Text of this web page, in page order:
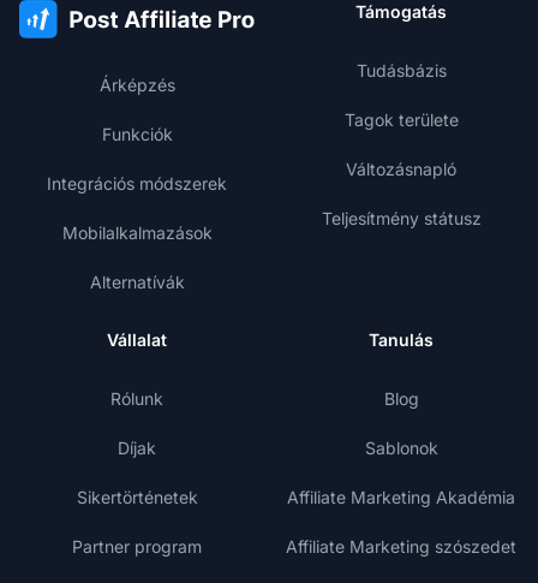
Árképzés
Funkciók
Integrációs módszerek
Mobilalkalmazások
Alternatívák
Támogatás
Tudásbázis
Tagok területe
Változásnapló
Teljesítmény státusz
Vállalat
Rólunk
Díjak
Sikertörténetek
Partner program
Tanulás
Blog
Sablonok
Affiliate Marketing Akadémia
Affiliate Marketing szószedet